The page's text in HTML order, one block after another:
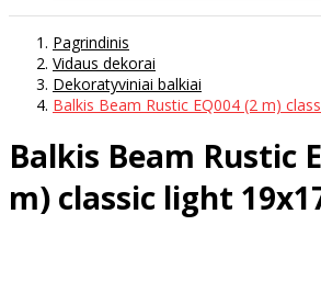
Pagrindinis
Vidaus dekorai
Dekoratyviniai balkiai
Balkis Beam Rustic EQ004 (2 m)
Balkis Beam Rustic
m) classic light